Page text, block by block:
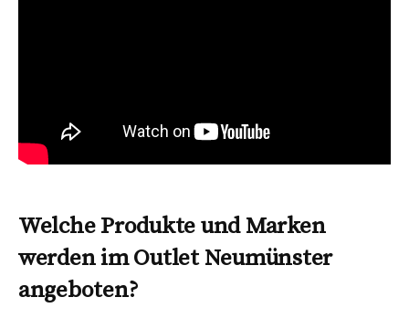
Welche Produkte und Marken
werden im Outlet Neumünster
angeboten?